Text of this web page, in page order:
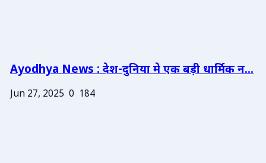
Ayodhya News : देश-दुनिया मे एक बड़ी धार्मिक न...
Jun 27, 2025 0 184